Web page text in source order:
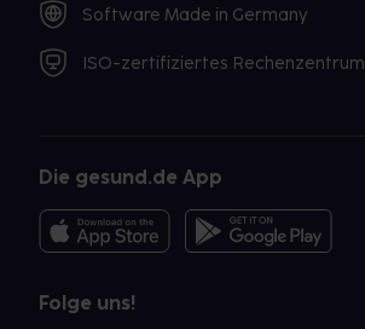
Software Made in Germany
ISO-zertifiziertes Rechenzentrum
Die gesund.de App
Folge uns!